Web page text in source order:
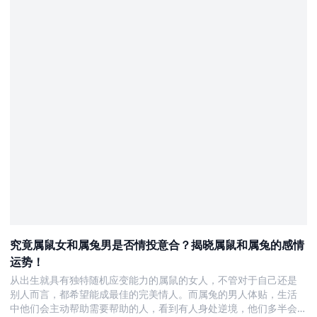
究竟属鼠女和属兔男是否情投意合？揭晓属鼠和属兔的感情
运势！
从出生就具有独特随机应变能力的属鼠的女人，不管对于自己还是
别人而言，都希望能成最佳的完美情人。而属兔的男人体贴，生活
中他们会主动帮助需要帮助的人，看到有人身处逆境，他们多半会